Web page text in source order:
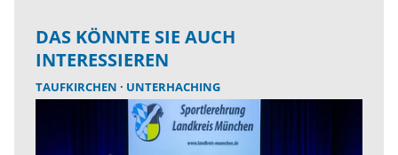
DAS KÖNNTE SIE AUCH
INTERESSIEREN
TAUFKIRCHEN UNTERHACHING